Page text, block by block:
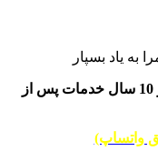
به یاد بسپار
18 ماه گارانتی برای تمامی محصولات و 10 سال خدمات پس از
واتساپ)